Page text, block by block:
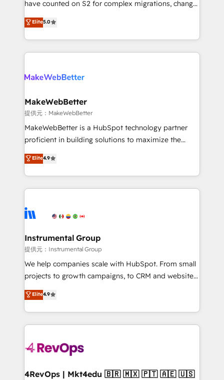
have counted on S2 for complex migrations, change
management, systems integration, and creative
solutions that deliver measurable impact and
transform brand experiences As one of the few full-
service creative agencies in the HubSpot
winning design to build scalable, globally
marketing campaigns, & RevOps frameworks that
fuel long-term success We connect the entire
customer lifecycle through seamless integrations,
ensure long-term adoption with change-
and service to drive sustainable growth With 6 key
HubSpot accreditations and experience across
teams has worked with clients just like you Let’s
explore whether S2 is the partner you’ve been
Elite5.0
MakeWebBetter
提供元：MakeWebBetter
MakeWebBetter is a HubSpot technology partner
proficient in building solutions to maximize the
operational efficiency of HubSpot. The fastest-
growing tech-enabler & facilitator, MakeWebBetter,
hands you the blend of HubSpot expertise &
eminent solutions & integrations. Trust us to
Elite Partners with 10+ years of HubSpot experience
Premier Partner 2023 🌟5 HubSpot Accreditations 🌟
Won HubSpot Theme Challenge 2021 🌟INBOUND’19
HubSpot Rising Star Why us? Harnessing the full
potential of the powerful HubSpot CRM. ✔️A team of
HubSpot experience ✔️Flexible pricing models —
Hourly-fee (assigned one Dedicated HubSpot
requirement). ✔️Helped over 25,000+ customers so
far with our HubSpot solutions. ✔️Bespoke apps &
on-demand bundle services. Connect with us today!
Elite4.9
Instrumental Group
提供元：Instrumental Group
We help companies scale with HubSpot. From small
projects to growth campaigns, to CRM and websites.
Hire an agency that's experienced in every inch of
HubSpot and willing to work hand-in-hand with your
team to simplify the complex and build a better
experience for your team and customers.
Elite4.9
4RevOps | Mkt4edu 🇧🇷 🇲🇽 🇵🇹 🇦🇪 🇺🇸